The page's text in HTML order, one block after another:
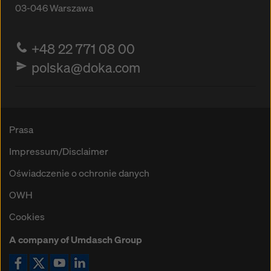
03-046Warszawa
+48 22 771 08 00
polska@doka.com
Prasa
Impressum/Disclaimer
Oświadczenie o ochronie danych
OWH
Cookies
A company of Umdasch Group
Ikona Facebook
Ikona XIkona YouTube
Ikona LinkedIn